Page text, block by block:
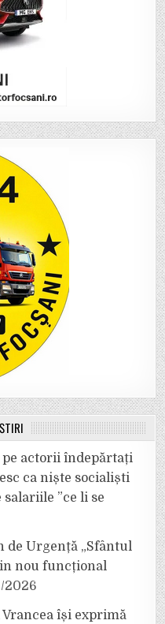
actorii îndepărtați
ca niște socialiști
”ce li se
de Urgență „Sfântul
nou funcțional
2026
își exprimă